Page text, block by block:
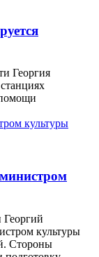
Георгия
Георгий
культуры
Стороны